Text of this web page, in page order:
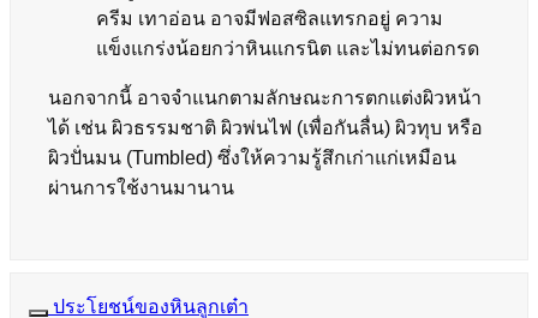
ครีม เทาอ่อน อาจมีฟอสซิลแทรกอยู่ ความ
แข็งแกร่งน้อยกว่าหินแกรนิต และไม่ทนต่อกรด
นอกจากนี้ อาจจำแนกตามลักษณะการตกแต่งผิวหน้า
ได้ เช่น ผิวธรรมชาติ ผิวพ่นไฟ (เพื่อกันลื่น) ผิวทุบ หรือ
ผิวปั่นมน (Tumbled) ซึ่งให้ความรู้สึกเก่าแก่เหมือน
ผ่านการใช้งานมานาน
ประโยชน์ของหินลูกเต๋า